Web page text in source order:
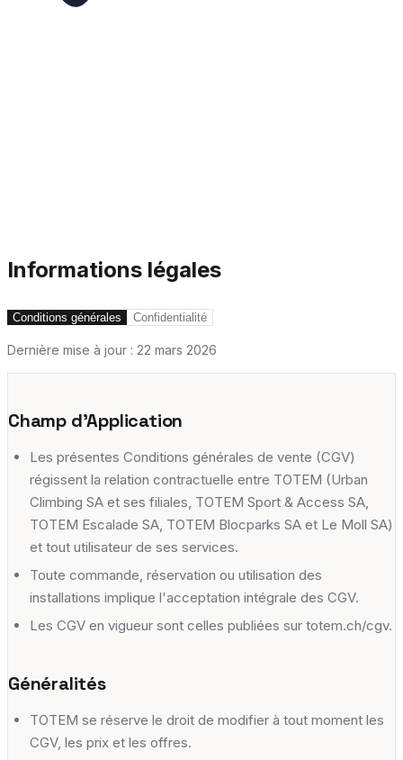
Informations légales
Conditions générales Confidentialité
Dernière mise à jour : 22 mars 2026
Champ d'Application
Les présentes Conditions générales de vente (CGV)
régissent la relation contractuelle entre TOTEM (Urban
Climbing SA et ses filiales, TOTEM Sport & Access SA,
TOTEM Escalade SA, TOTEM Blocparks SA et Le Moll SA)
et tout utilisateur de ses services.
Toute commande, réservation ou utilisation des
installations implique l'acceptation intégrale des CGV.
Les CGV en vigueur sont celles publiées sur totem.ch/cgv.
Généralités
TOTEM se réserve le droit de modifier à tout moment les
CGV, les prix et les offres.